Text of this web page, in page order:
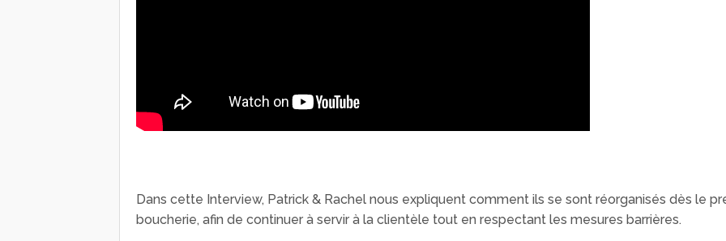
Dans cette Interview, Patrick & Rachel nous expliquent comment ils se sont réorganisés dès le
boucherie, afin de continuer à servir à la clientèle tout en respectant les mesures barrières.